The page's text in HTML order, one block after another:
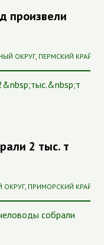
произвели
ОКРУГ, ПЕРМСКИЙ КРАЙ
2 тыс. т
ОКРУГ, ПРИМОРСКИЙ КРАЙ